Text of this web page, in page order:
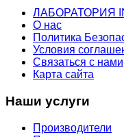
ЛАБОРАТОРИЯ
О нас
Политика
Условия
Связаться с нами
Карта сайта
Наши услуги
Производители